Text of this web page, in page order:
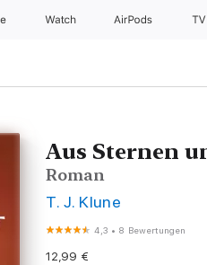
Watch AirPods
Aus Sternen
Roman
T. J. Klune
4,3 • 8 Bewertungen
12,99 €